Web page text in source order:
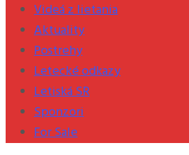
Videá z lietania
Aktuality
Postrehy
Letecké odkazy
Letiská SR
Sponzori
For Sale